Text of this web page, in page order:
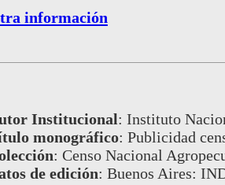
información
Institucional: Instituto
monográfico: Publicidad
: Censo Nacional
de edición: Buenos Aires: